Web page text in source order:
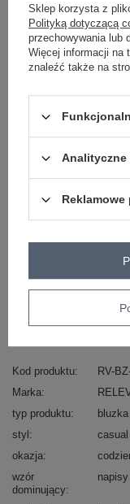
czarny
Masz pytanie?
Zadzwoń+48
Kod produktu
RV-
Marka
typ produktu
styl
casual
okazja
wzór
dominujący
napisy
Sklep korzysta z
Polityką dotyczącą
przechowywania lub
Więcej informacji na
znaleźć także na